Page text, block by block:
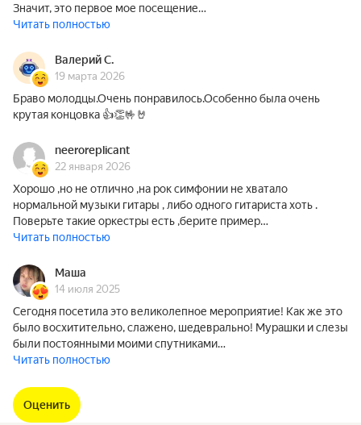
Значит, это первое мое посещение…
Читать полностью
Валерий С.
19 марта 2026
Браво молодцы.Очень понравилось.Особенно была очень
крутая концовка 👍👏🤟🤘
neeroreplicant
22 января 2026
Хорошо ,но не отлично ,на рок симфонии не хватало
нормальной музыки гитары , либо одного гитариста хоть .
Поверьте такие оркестры есть ,берите пример…
Читать полностью
Маша
14 июля 2025
Сегодня посетила это великолепное мероприятие! Как же это
было восхитительно, слажено, шедеврально! Мурашки и слезы
были постоянными моими спутниками…
Читать полностью
Оценить